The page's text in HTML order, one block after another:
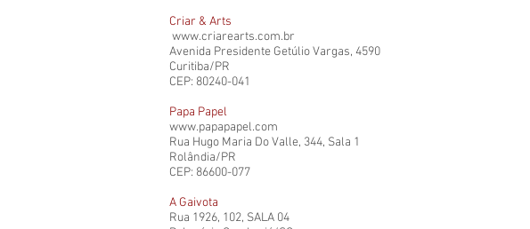
Criar & Arts
www.criarearts.com.br
Avenida Presidente Getúlio Vargas, 4590
Curitiba/PR
CEP: 80240-041
Papa Papel
www.papapapel.com
Rua Hugo Maria Do Valle, 344, Sala 1
Rolândia/PR
CEP: 86600-077
A Gaivota
Rua 1926, 102, SALA 04